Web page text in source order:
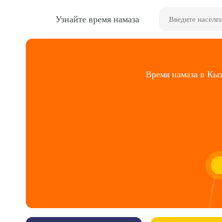
Узнайте время намаза
Время намаза в